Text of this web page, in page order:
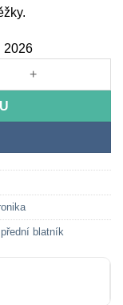
2026
přední blatník